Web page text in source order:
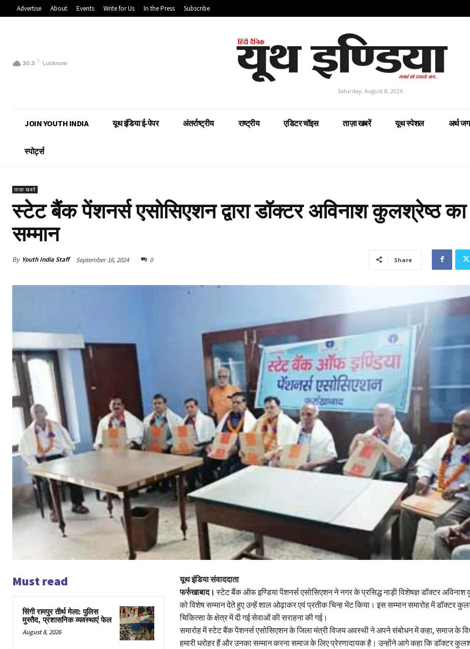
Advertise About Events Write for Us In the Press Subscribe
30.3 C Lucknow
Saturday, August 8, 2026
JOIN YOUTH INDIA यूथ इंडिया ई-पेपर अंतर्राष्ट्रीय राष्ट्रीय एडिटर चॉइस ताज़ा खबरें यूथ स्पेशल अर्थ
स्पोर्ट्स
ताज़ा खबरें
स्टेट बैंक पेंशनर्स एसोसिएशन द्वारा डॉक्टर अविनाश कुलश्रेष्ठ का
सम्मान
By Youth India Staff September 16, 2024 0 Share
Must read
सिंगी रामपुर तीर्थ मेला: पुलिस
मुस्तैद, प्रशासनिक व्यवस्थाएं फेल
August 8, 2026
यूथ इंडिया संवाददाता
फर्रुखाबाद। स्टेट बैंक ऑफ इण्डिया पेंशनर्स एसोसिएशन ने नगर के प्रसिद्ध नाड़ी विशेषज्ञ डॉक्टर
को विशेष सम्मान देते हुए उन्हें शाल ओढ़ाकर एवं प्रतीक चिन्ह भेंट किया। इस सम्मान समारोह में डॉक्टर
चिकित्सा के क्षेत्र में दी गई सेवाओं की सराहना की गई।
समारोह में स्टेट बैंक पेंशनर्स एसोसिएशन के जिला मंत्री विजय अवस्थी ने अपने संबोधन में कहा, समाज के
हमारी धरोहर हैं और उनका सम्मान करना समाज के लिए प्रेरणादायक है। उन्होंने आगे कहा कि डॉक्टर